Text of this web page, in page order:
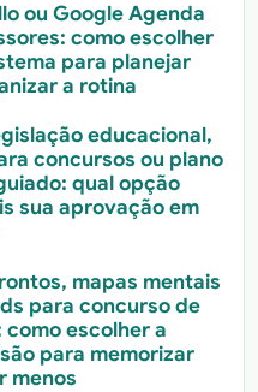
ou Google Agenda
como escolher
para planejar
a rotina
educacional,
concursos ou plano
qual opção
sua aprovação em
mapas mentais
para concurso de
escolher a
para memorizar
menos